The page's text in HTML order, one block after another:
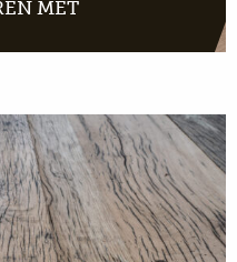
MET
van massief eiken.
lichte uitstraling en
De verweerde
geven ze